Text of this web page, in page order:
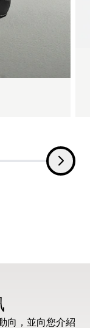
向，並向您介紹